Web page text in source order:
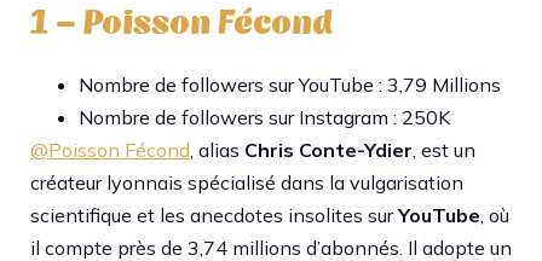
1 – Poisson Fécond
Nombre de followers sur YouTube : 3,79 Millions
Nombre de followers sur Instagram : 250K
@Poisson Fécond , alias Chris Conte-Ydier , est un
créateur lyonnais spécialisé dans la vulgarisation
scientifique et les anecdotes insolites surYouTube , où
il compte près de 3,74 millions d’abonnés. Il adopte un